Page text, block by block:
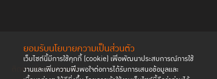
ยอมรับนโยบายความเป็นส่วนตัว
เว็บไซต์นี้มีการใช้คุกกี้ (cookie) เพื่อพัฒนาประสบการณ์การใช้
งานและเพิ่มความพึงพอใจต่อการได้รับการเสนอข้อมูลและ
ติดตามช่องทาง social